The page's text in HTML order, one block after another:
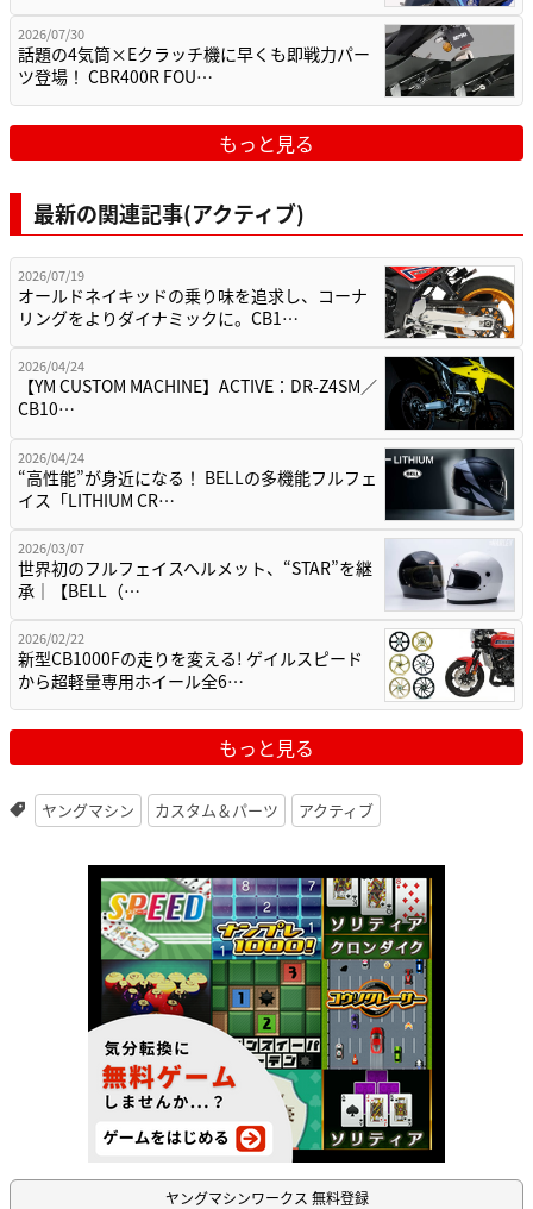
2026/07/30
話題の4気筒×Eクラッチ機に早くも即戦力パー
ツ登場！ CBR400R FOU…
もっと見る
最新の関連記事(アクティブ)
2026/07/19
オールドネイキッドの乗り味を追求し、コーナ
リングをよりダイナミックに。CB1…
2026/04/24
【YM CUSTOM MACHINE】ACTIVE：DR-Z4SM／
CB10…
2026/04/24
“高性能”が身近になる！ BELLの多機能フルフェ
イス「LITHIUM CR…
2026/03/07
世界初のフルフェイスヘルメット、“STAR”を継
承｜【BELL（…
2026/02/22
新型CB1000Fの走りを変える! ゲイルスピード
から超軽量専用ホイール全6…
もっと見る
ヤングマシン カスタム＆パーツ アクティブ
ヤングマシンワークス 無料登録